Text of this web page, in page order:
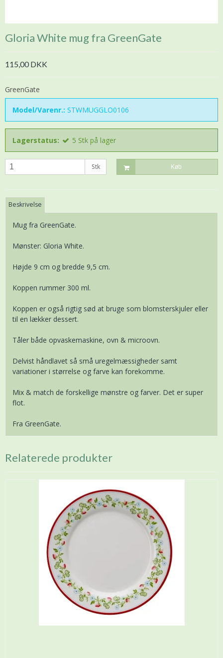
Gloria White mug fra GreenGate
115,00 DKK
GreenGate
Model/Varenr.: STWMUGGLO0106
Lagerstatus: 5 Stk på lager
Stk Køb
Beskrivelse
Mug fra GreenGate.
Mønster: Gloria White.
Højde 9 cm og bredde 9,5 cm.
Koppen rummer 300 ml.
Koppen er også rigtig sød at bruge som blomsterskjuler eller
til en lækker dessert.
Tåler både opvaskemaskine, ovn & microovn.
Delvist håndlavet så små uregelmæssigheder samt
variationer i størrelse og farve kan forekomme.
Mix & match de forskellige mønstre og farver. Det er super
flot.
Fra GreenGate.
Relaterede produkter